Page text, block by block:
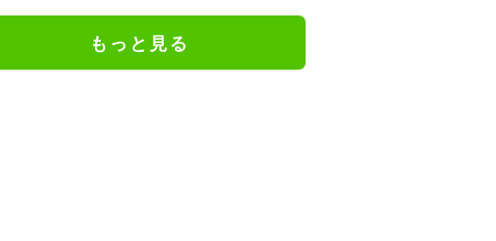
もっと見る